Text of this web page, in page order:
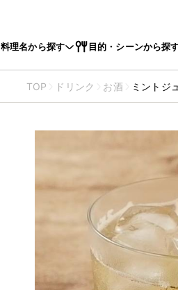
料理名から探す 目的・シーンから探
TOP ドリンク お酒 ミントジ